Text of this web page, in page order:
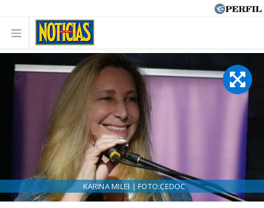
KARINA MILEI | FOTO:CEDOC